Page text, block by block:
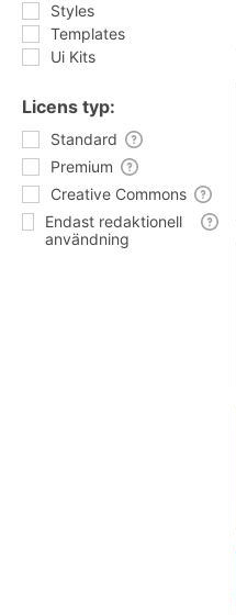
Styles
Templates
Ui Kits
Licens typ:
Standard
Premium
Creative Commons
Endast redaktionell
användning